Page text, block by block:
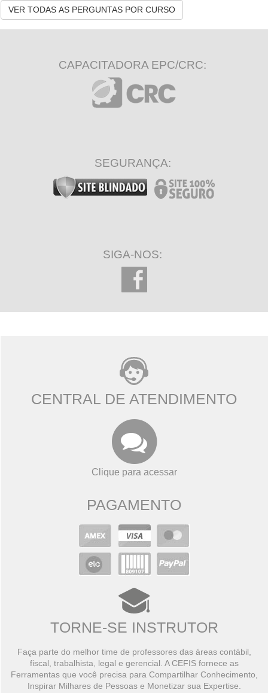
VER TODAS AS PERGUNTAS POR CURSO
CAPACITADORA EPC/CRC:
SEGURANÇA:
SIGA-NOS:
CENTRAL DE ATENDIMENTO
Clique para acessar
PAGAMENTO
TORNE-SE INSTRUTOR
Faça parte do melhor time de professores das áreas contábil,
fiscal, trabalhista, legal e gerencial. A CEFIS fornece as
Ferramentas que você precisa para Compartilhar Conhecimento,
Inspirar Milhares de Pessoas e Monetizar sua Expertise.